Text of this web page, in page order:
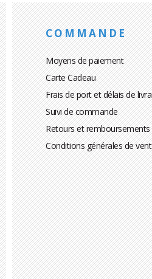
COMMANDE
Moyens de paiement
Carte Cadeau
Frais de port et délais de
Suivi de commande
Retours et remboursements
Conditions générales de